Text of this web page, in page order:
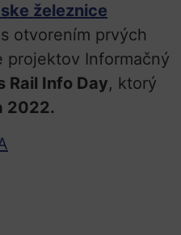
železnice
otvorením prvých
projektov Informačný
Rail Info Day, ktorý
2022.